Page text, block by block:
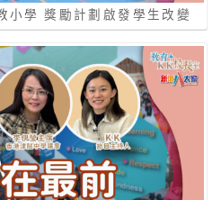
小學 獎勵計劃啟發學生改變